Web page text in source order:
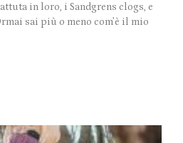
in loro, i Sandgrens clogs, e
sai più o meno com’è il mio